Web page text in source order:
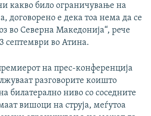
какво било ограничување на
договорено е дека тоа нема да се
во Северна Македонија“, рече
септември во Атина.
на прес-конференција
разговорите коишто
билатерално ниво со соседните
вишоци на струја, меѓутоа